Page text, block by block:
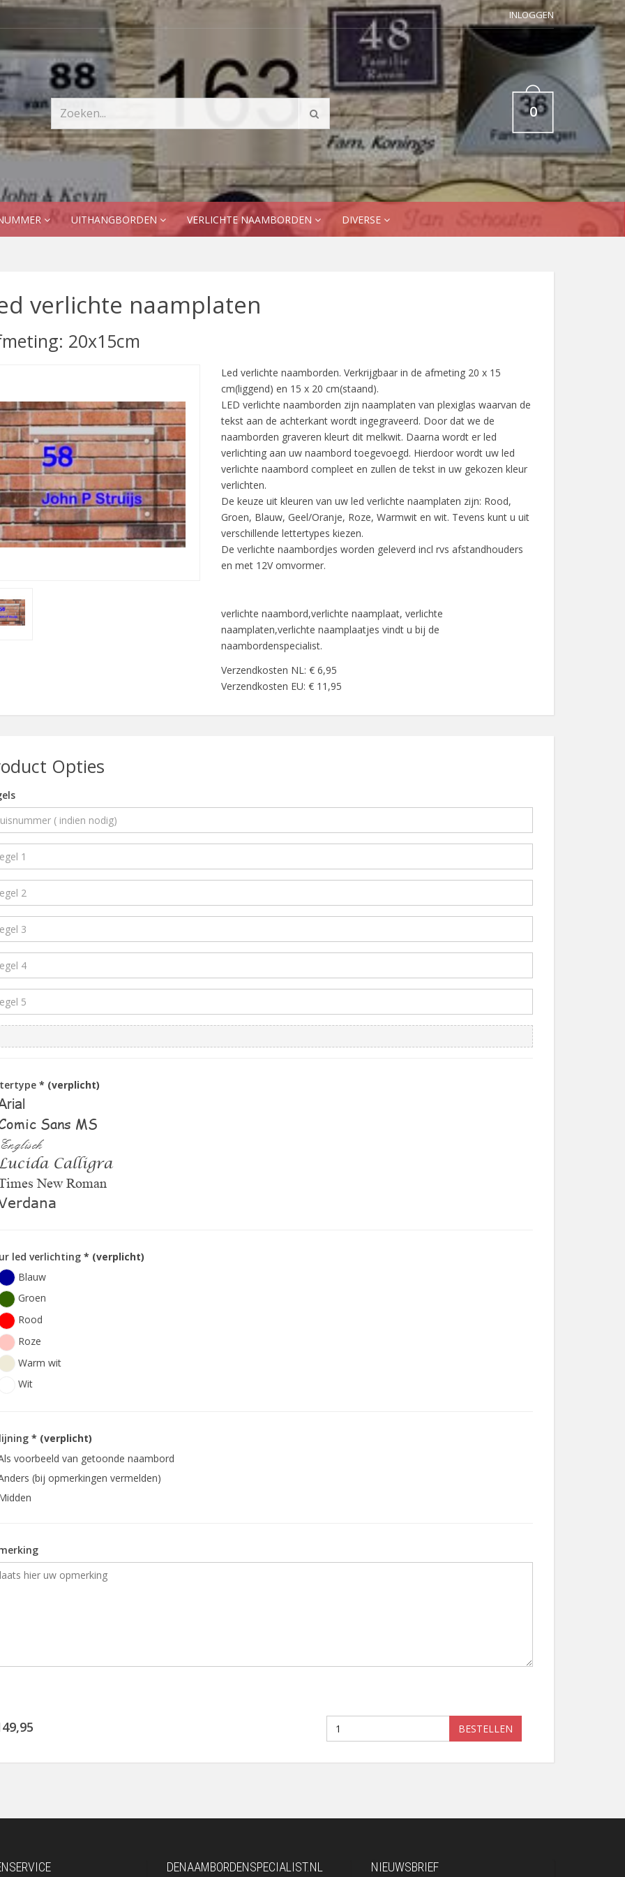
INLOGGEN
0
UITHANGBORDEN VERLICHTE NAAMBORDEN DIVERSE
verlichte naamplaten
20x15cm
Led verlichte naamborden. Verkrijgbaar in de afmeting 20 x 15
cm(liggend) en 15 x 20 cm(staand).
LED verlichte naamborden zijn naamplaten van plexiglas waarvan de
tekst aan de achterkant wordt ingegraveerd. Door dat we de
naamborden graveren kleurt dit melkwit. Daarna wordt er led
verlichting aan uw naambord toegevoegd. Hierdoor wordt uw led
verlichte naambord compleet en zullen de tekst in uw gekozen kleur
verlichten.
De keuze uit kleuren van uw led verlichte naamplaten zijn: Rood,
Groen, Blauw, Geel/Oranje, Roze, Warmwit en wit. Tevens kunt u uit
verschillende lettertypes kiezen.
De verlichte naambordjes worden geleverd incl rvs afstandhouders
en met 12V omvormer.
verlichte naambord,verlichte naamplaat, verlichte
naamplaten,verlichte naamplaatjes vindt u bij de
naambordenspecialist.
Verzendkosten NL: € 6,95
Verzendkosten EU: € 11,95
Opties
* (verplicht)
Sans MS
Calligra
New Roman
led verlichting * (verplicht)
Blauw
Groen
Rood
Roze
Warm wit
Wit
* (verplicht)
voorbeeld van getoonde naambord
(bij opmerkingen vermelden)
BESTELLEN
DENAAMBORDENSPECIALIST.NL NIEUWSBRIEF